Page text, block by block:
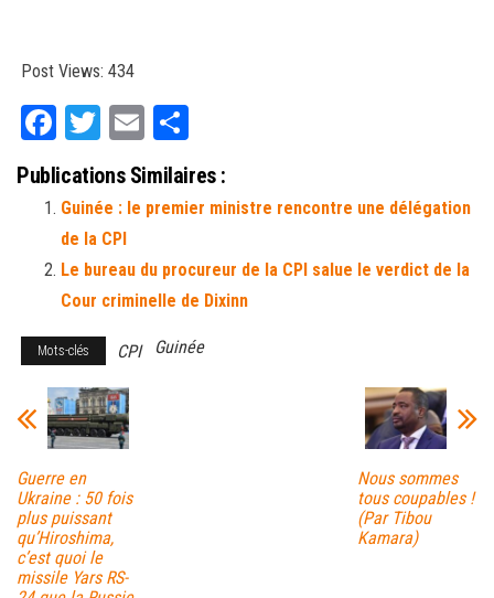
Post Views: 434
Fa
ce
bo
ok
T
tt
er
E
m
ail ag
er
Publications Similaires :
Guinée : le premier ministre rencontre une délégation
de la CPI
Le bureau du procureur de la CPI salue le verdict de la
Cour criminelle de Dixinn
Mots-clés CPI Guinée
Guerre en
Ukraine : 50 fois
plus puissant
qu’Hiroshima,
c’est quoi le
missile Yars RS-
Nous sommes
tous coupables !
(Par Tibou
Kamara)